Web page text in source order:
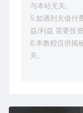
与本站无关。
5.如遇到充值付
益/利益 需要投
6.本教程仅供揭
关。